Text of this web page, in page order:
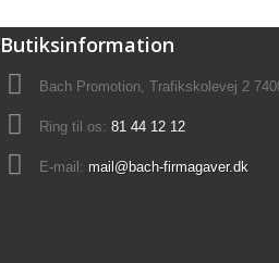
Butiksinformation
Bach Promotion, Trafikskolevej 2
Ring til os: 81 44 12 12
E-mail: mail@bach-firmagaver.dk